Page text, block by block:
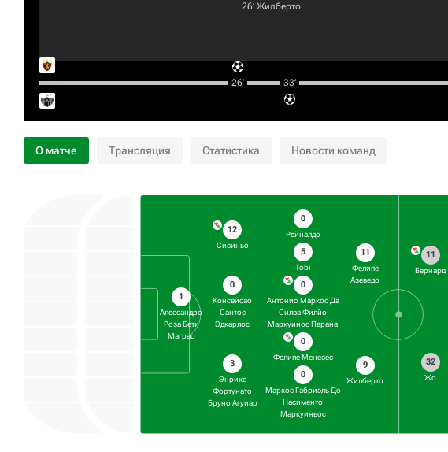
26‎’‎ Жилберто
26‎’‎ 33‎’‎
О матче Трансляция Статистика Новости команд
1
Алессандро
Роза Бети
Маграо
12
Сисиньо
0
Консейсао
Сантос
Эдкарлос
3
Энрике
Фортунато
Бруно Агуиар
0
Рейналдо
5
Tobi
0
Антонио Маркос Да
Силва Филйо
Маркуинос Парана
0
Фелипе Менезес
0
Маркос Габриэль До
Насименто
Маркуиньос
11
Фелипе
Азеведо
9
Жилберто
11
Бернард
32
Жо